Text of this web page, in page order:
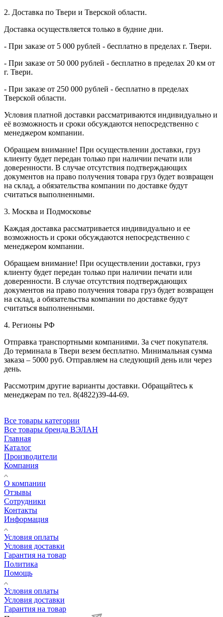
2. Доставка по Твери и Тверской области.
Доставка осуществляется только в будние дни.
- При заказе от 5 000 рублей - бесплатно в пределах г. Твери.
- При заказе от 50 000 рублей - бесплатно в пределах 20 км от
г. Твери.
- При заказе от 250 000 рублей - бесплатно в пределах
Тверской области.
Условия платной доставки рассматриваются индивидуально и
её возможность и сроки обсуждаются непосредственно с
менеджером компании.
Обращаем внимание! При осуществлении доставки, груз
клиенту будет передан только при наличии печати или
доверенности. В случае отсутствия подтверждающих
документов на право получения товара груз будет возвращен
на склад, а обязательства компании по доставке будут
считаться выполненными.
3. Москва и Подмосковье
Каждая доставка рассматривается индивидуально и ее
возможность и сроки обсуждаются непосредственно с
менеджером компании.
Обращаем внимание! При осуществлении доставки, груз
клиенту будет передан только при наличии печати или
доверенности. В случае отсутствия подтверждающих
документов на право получения товара груз будет возвращен
на склад, а обязательства компании по доставке будут
считаться выполненными.
4. Регионы РФ
Отправка транспортными компаниями. За счет покупателя.
До терминала в Твери везем бесплатно. Минимальная сумма
заказа – 5000 руб. Отправляем на следующий день или через
день.
Рассмотрим другие варианты доставки. Обращайтесь к
менеджерам по тел. 8(4822)39-44-69.
Все товары категории
Все товары бренда ВЭЛАН
Главная
Каталог
Производители
Компания
О компании
Отзывы
Сотрудники
Контакты
Информация
Условия оплаты
Условия доставки
Гарантия на товар
Политика
Помощь
Условия оплаты
Условия доставки
Гарантия на товар